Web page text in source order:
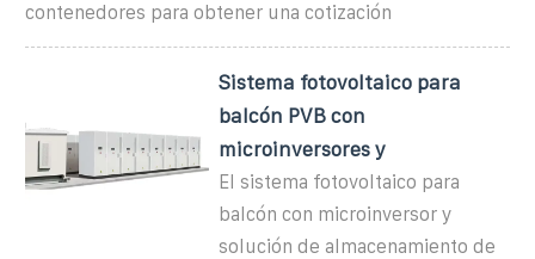
contenedores para obtener una cotización
Sistema fotovoltaico para
balcón PVB con
microinversores y
El sistema fotovoltaico para
balcón con microinversor y
solución de almacenamiento de